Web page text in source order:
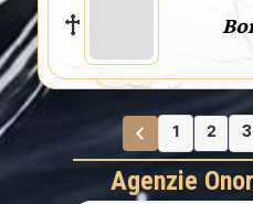
1 2 3
Agenzie